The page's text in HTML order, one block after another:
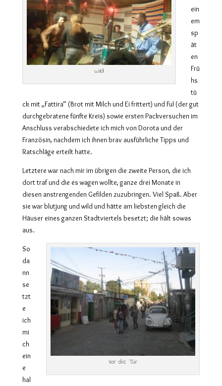
Wild
ein
em
sp
ät
en
Frü
hs
tü
ck mit „Fattira“ (Brot mit Milch und Ei frittert) und Ful (der gut
durchgebratene fünfte Kreis) sowie ersten Packversuchen im
Anschluss verabschiedete ich mich von Dorota und der
Französin, nachdem ich ihnen brav ausführliche Tipps und
Ratschläge erteilt hatte.
Letztere war nach mir im übrigen die zweite Person, die ich
dort traf und die es wagen wollte, ganze drei Monate in
diesen anstrengenden Gefilden zuzubringen. Viel Spaß. Aber
sie war blutjung und wild und hätte am liebsten gleich die
Häuser eines ganzen Stadtviertels besetzt; die hält sowas
aus.
Vor die Tür
So
da
nn
se
tzt
e
ich
mi
ch
ein
e
hal